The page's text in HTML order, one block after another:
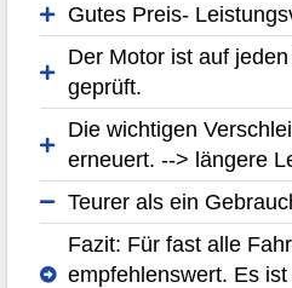
Gutes Preis-
Der Motor ist auf
geprüft.
Die wichtigen
erneuert. --> längere
Teurer als ein
Fazit: Für fast alle
empfehlenswert. Es